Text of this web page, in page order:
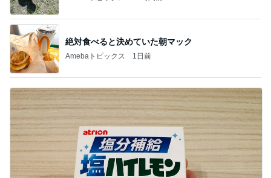
絶対食べると決めていた朝マック
Amebaトピックス 1日前